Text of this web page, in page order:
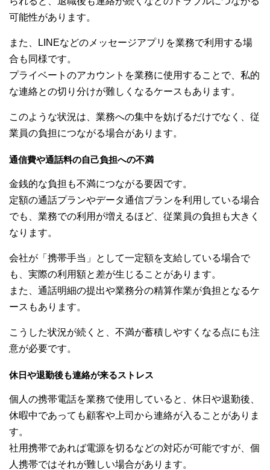
可能性があります。
また、LINEなどのメッセージアプリを業務で利用する場
合も同様です。
プライベートのアカウントを業務に使用することで、私的
な連絡との切り分けが難しくなるケースもあります。
このような状況は、業務への集中を妨げるだけでなく、従
業員の負担につながる場合があります。
通信費や通話料の自己負担への不満
金銭的な負担も不満につながる要因です。
定額の通話プランやデータ通信プランを利用している場合
でも、業務での利用が増えるほど、従業員の負担も大きく
なります。
会社が「携帯手当」として一定額を支給している場合で
も、実際の利用額と差が生じることがあります。
また、通話明細の提出や業務分の精算作業が負担となるケ
ースもあります。
こうした状況が続くと、不満が蓄積しやすくなる点にも注
意が必要です。
休日や退勤後も連絡が来るストレス
個人の携帯電話を業務で使用していると、休日や退勤後、
休暇中であっても顧客や上司から連絡が入ることがありま
す。
社用携帯であれば電源を切るなどの対応が可能ですが、個
人携帯ではそれが難しい場合があります。